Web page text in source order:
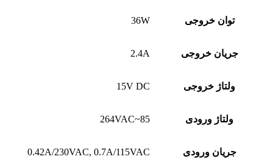
توان خروجی 36W
جریان خروجی 2.4A
ولتاژ خروجی 15V DC
ولتاژ ورودی 85~264VAC
جریان ورودی 0.42A/230VAC, 0.7A/115VAC